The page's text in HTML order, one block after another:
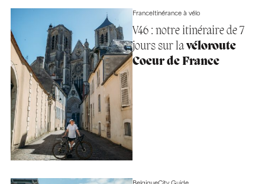
FranceItinérance à vélo
V46 : notre itinéraire de 7
jours sur lavéloroute
Coeur de France